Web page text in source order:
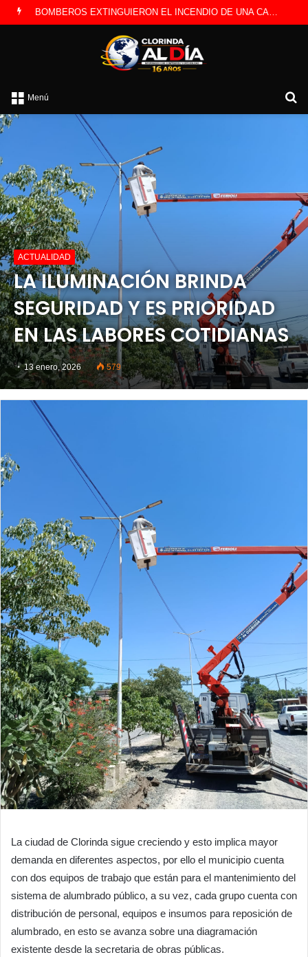
Menú
ACTUALIDAD
LA ILUMINACIÓN BRINDA
SEGURIDAD Y ES PRIORIDAD
EN LAS LABORES COTIDIANAS
13 enero, 2026 579
La ciudad de Clorinda sigue creciendo y esto implica mayor
demanda en diferentes aspectos, por ello el municipio cuenta
con dos equipos de trabajo que están para el mantenimiento del
sistema de alumbrado público, a su vez, cada grupo cuenta con
distribución de personal, equipos e insumos para reposición de
alumbrado, en esto se avanza sobre una diagramación
existente desde la secretaria de obras públicas.